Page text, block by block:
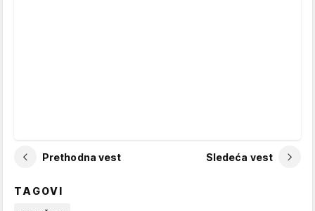
Prethodna vest Sledeća vest
TAGOVI